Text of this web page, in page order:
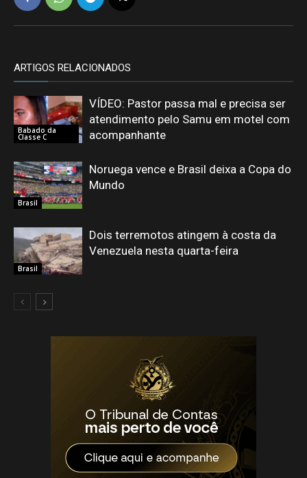
ARTIGOS RELACIONADOS
Babado da
Classe C
VÍDEO: Pastor passa mal e precisa ser
atendimento pelo Samu em motel com
acompanhante
Brasil
Noruega vence e Brasil deixa a Copa do
Mundo
Brasil
Dois terremotos atingem à costa da
Venezuela nesta quarta-feira